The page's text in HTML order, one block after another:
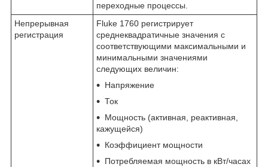
переходные процессы.
Непрерывная
регистрация
Fluke 1760 регистрирует
среднеквадратичные значения с
соответствующими максимальными и
минимальными значениями
следующих величин:
Напряжение
Ток
Мощность (активная, реактивная,
кажущейся)
Коэффициент мощности
Потребляемая мощность в кВт/часах